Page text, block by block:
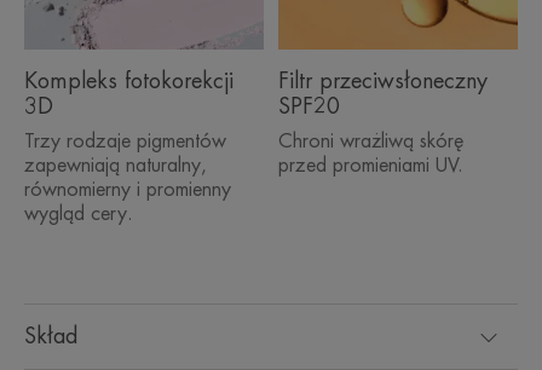
Skład
Kompleks fotokorekcji
3D
Trzy rodzaje pigmentów
zapewniają naturalny,
równomierny i promienny
wygląd cery.
Filtr przeciwsłoneczny
SPF20
Chroni wrażliwą skórę
przed promieniami UV.